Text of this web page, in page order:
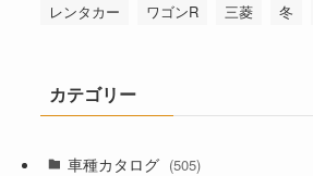
レンタカー
ワゴンR 三菱 冬
カテゴリー
車種カタログ (505)